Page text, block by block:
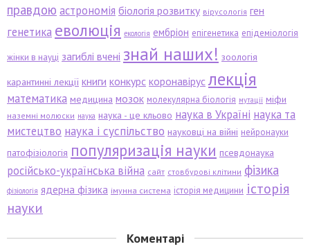
правдою астрономія біологія розвитку вірусологія ген
генетика еволюція екологія ембріон епігенетика епідеміологія
жінки в науці загиблі вчені знай наших! зоологія
карантинні лекції книги конкурс коронавірус лекція
математика медицина мозок молекулярна біологія мутації міфи
наземні молюски наука наука - це кльово наука в Україні наука та
мистецтво наука і суспільство науковці на війні нейронауки
патофізіологія популяризація науки псевдонаука
російсько-українська війна сайт стовбурові клітини фізика
фізіологія ядерна фізика імунна система історія медицини історія
науки
Коментарі